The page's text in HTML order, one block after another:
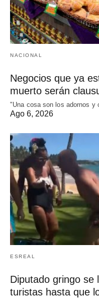
NACIONAL
Negocios que ya
muerto serán
"Una cosa son los adornos y
Ago 6, 2026
ESREAL
Diputado gringo se
turistas hasta que